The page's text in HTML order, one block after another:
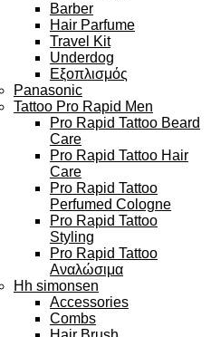
Barber
Hair Parfume
Travel Kit
Underdog
Εξοπλισμός
Panasonic
Tattoo Pro Rapid Men
Pro Rapid Tattoo Beard
Care
Pro Rapid Tattoo Hair
Care
Pro Rapid Tattoo
Perfumed Cologne
Pro Rapid Tattoo
Styling
Pro Rapid Tattoo
Αναλώσιμα
Hh simonsen
Accessories
Combs